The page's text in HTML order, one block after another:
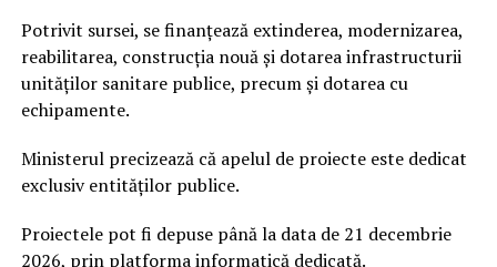
Potrivit sursei, se finanţează extinderea, modernizarea,
reabilitarea, construcţia nouă şi dotarea infrastructurii
unităţilor sanitare publice, precum şi dotarea cu
echipamente.
Ministerul precizează că apelul de proiecte este dedicat
exclusiv entităţilor publice.
Proiectele pot fi depuse până la data de 21 decembrie
2026, prin platforma informatică dedicată.